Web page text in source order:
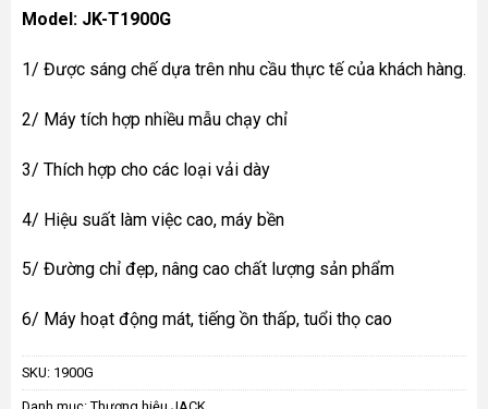
Model: JK-T1900G
1/ Được sáng chế dựa trên nhu cầu thực tế của khách hàng.
2/ Máy tích hợp nhiều mẫu chạy chỉ
3/ Thích hợp cho các loại vải dày
4/ Hiệu suất làm việc cao, máy bền
5/ Đường chỉ đẹp, nâng cao chất lượng sản phẩm
6/ Máy hoạt động mát, tiếng ồn thấp, tuổi thọ cao
SKU: 1900G